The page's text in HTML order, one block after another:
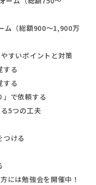
ム（総額900〜1,900万
すいポイントと対策
する
する
」で依頼する
5つの工夫
つける
には勉強会を開催中！